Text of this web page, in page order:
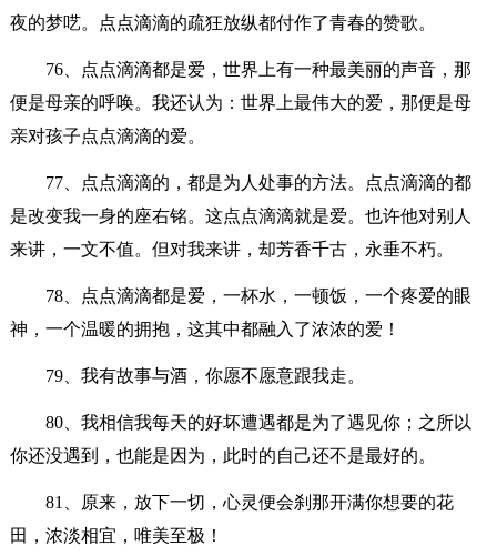
夜的梦呓。点点滴滴的疏狂放纵都付作了青春的赞歌。
76、点点滴滴都是爱，世界上有一种最美丽的声音，那
便是母亲的呼唤。我还认为：世界上最伟大的爱，那便是母
亲对孩子点点滴滴的爱。
77、点点滴滴的，都是为人处事的方法。点点滴滴的都
是改变我一身的座右铭。这点点滴滴就是爱。也许他对别人
来讲，一文不值。但对我来讲，却芳香千古，永垂不朽。
78、点点滴滴都是爱，一杯水，一顿饭，一个疼爱的眼
神，一个温暖的拥抱，这其中都融入了浓浓的爱！
79、我有故事与酒，你愿不愿意跟我走。
80、我相信我每天的好坏遭遇都是为了遇见你；之所以
你还没遇到，也能是因为，此时的自己还不是最好的。
81、原来，放下一切，心灵便会刹那开满你想要的花
田，浓淡相宜，唯美至极！